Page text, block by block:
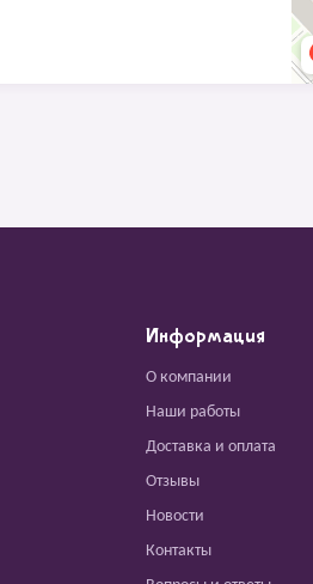
Информация
О компании
Наши работы
Доставка и оплата
Отзывы
Новости
Контакты